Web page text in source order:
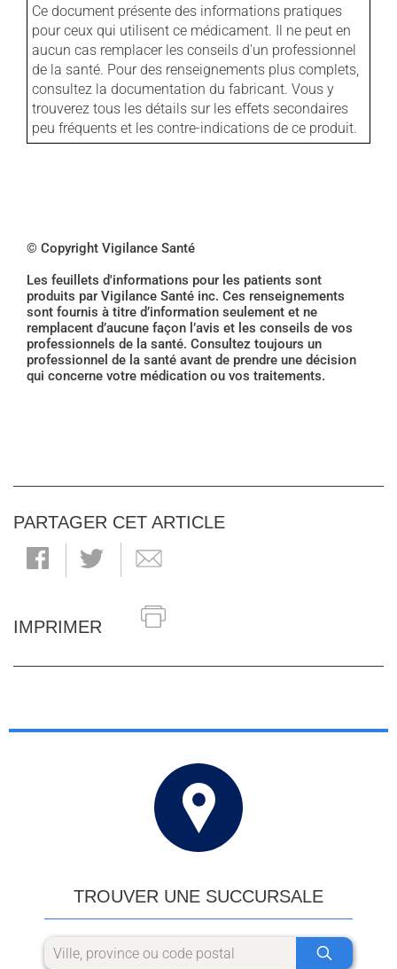
Ce document présente des informations pratiques
pour ceux qui utilisent ce médicament. Il ne peut en
aucun cas remplacer les conseils d'un professionnel
de la santé. Pour des renseignements plus complets,
consultez la documentation du fabricant. Vous y
trouverez tous les détails sur les effets secondaires
peu fréquents et les contre-indications de ce produit.
© Copyright Vigilance Santé
Les feuillets d'informations pour les patients sont
produits par Vigilance Santé inc. Ces renseignements
sont fournis à titre d’information seulement et ne
remplacent d’aucune façon l’avis et les conseils de vos
professionnels de la santé. Consultez toujours un
professionnel de la santé avant de prendre une décision
qui concerne votre médication ou vos traitements.
PARTAGER CET ARTICLE
IMPRIMER
TROUVER UNE SUCCURSALE